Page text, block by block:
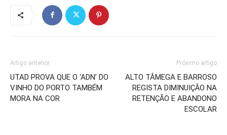
Artigo anterior
UTAD PROVA QUE O ‘ADN’ DO
VINHO DO PORTO TAMBÉM
MORA NA COR
Próximo artigo
ALTO TÂMEGA E BARROSO
REGISTA DIMINUIÇÃO NA
RETENÇÃO E ABANDONO
ESCOLAR